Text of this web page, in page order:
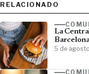
RELACIONADO
La
5 de